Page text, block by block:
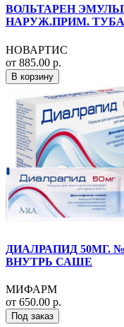
ВОЛЬТАРЕН
НАРУЖ.ПРИМ. ТУБА
НОВАРТИС
от 885.00 р.
В корзину
ДИАЛРАПИД 50МГ.
ВНУТРЬ САШЕ
МИФАРМ
от 650.00 р.
Под заказ